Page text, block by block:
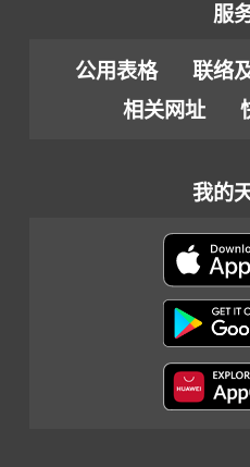
服
公用表格 联络
相关网址
我的